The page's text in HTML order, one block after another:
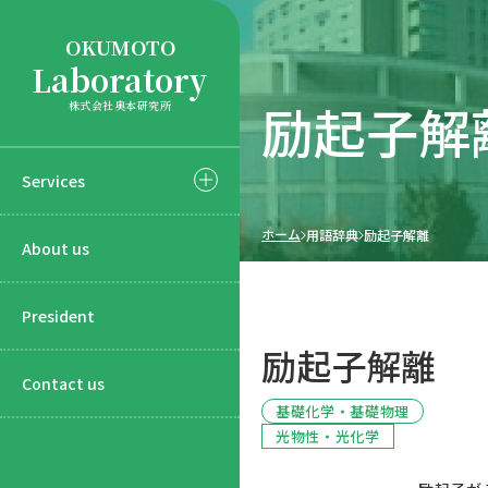
OKUMOTO
Laboratory
株式会社奥本研究所
Services
About us
President
Contact us
励起子解
ホーム 用語辞典 励起子解離
励起子解離
基礎化学・基礎物理
光物性・光化学